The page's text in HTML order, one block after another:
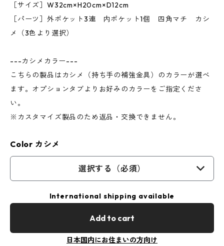
［サイズ］W32cm×H20cm×D12cm
［パーツ］外ポケット3連 内ポケット1個 四角マチ カシ
メ（3色より選択）
---カシメカラー---
こちらの製品はカシメ（持ち手の補強金具）のカラーが選べ
ます。オプションタブよりお好みのカラーをご指定くださ
い。
※カスタマイズ製品のため返品・交換できません。
Color カシメ
選択する（必須）
International shipping available
Add to cart
日本国内にお住まいの方向け